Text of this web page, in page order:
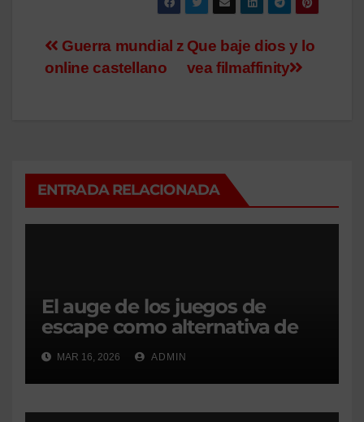
NavegaciónQue baje dios y lo
vea filmaffinity
Guerra mundial z
online castellano
ENTRADA RELACIONADA
El auge de los juegos de
escape como alternativa de
ocio preferente en Madrid
para grupos y empresas
MAR 16, 2026 ADMIN